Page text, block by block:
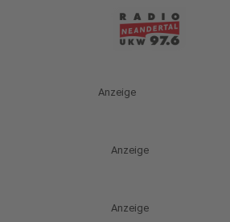
Anzeige
Anzeige
Anzeige